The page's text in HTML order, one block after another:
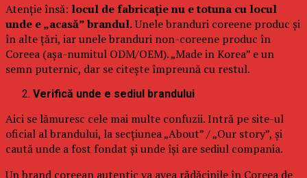
Atenție însă: locul de fabricație nu e totuna cu locul
unde e „acasă” brandul.Unele branduri coreene produc și
în alte țări, iar unele branduri non-coreene produc în
Coreea (așa-numitul ODM/OEM). „Made in Korea” e un
semn puternic, dar se citește împreună cu restul.
Verifică unde e sediul brandului
Aici se lămuresc cele mai multe confuzii. Intră pe site-ul
oficial al brandului, la secțiunea „About” / „Our story”, și
caută unde a fost fondat și unde își are sediul compania.
Un brand coreean autentic va avea rădăcinile în Coreea de